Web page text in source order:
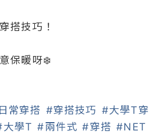
搭技巧！
保暖呀❄️
常穿搭 #穿搭技巧 #大學T穿
大學T #兩件式 #穿搭 #NET